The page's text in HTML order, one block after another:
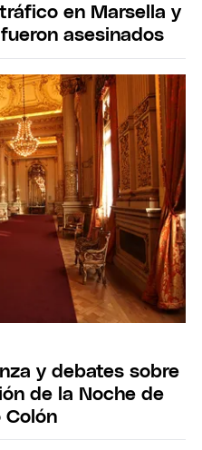
en Marsella y
asesinados
y debates sobre
de la Noche de
Colón